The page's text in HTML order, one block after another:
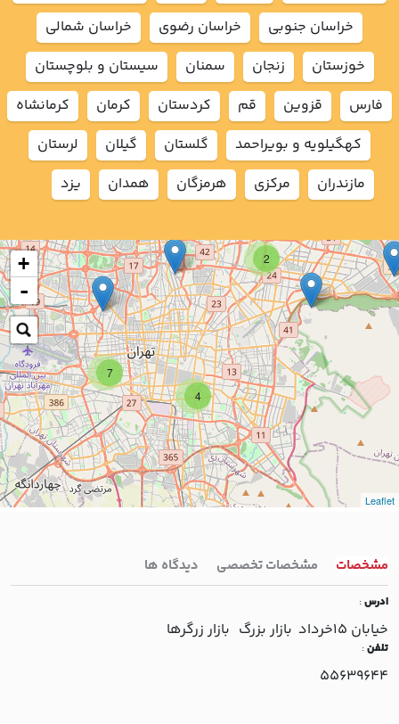
7
2
4
+
-
Leaflet
خراسان جنوبي
خراسان رضوي
خراسان شمالي
خوزستان
زنجان سمنان
سيستان و بلوچستان
فارس
قزوين قم كردستان كرمان
كرمانشاه
كهگيلويه و بويراحمد
گلستان گيلان
لرستان
مازندران
مركزي هرمزگان همدان يزد
مشخصات مشخصات تخصصی دیدگاه ها
ادرس:
خيابان 15خرداد بازار بزرگ بازار زرگرها
تلفن:
55639644